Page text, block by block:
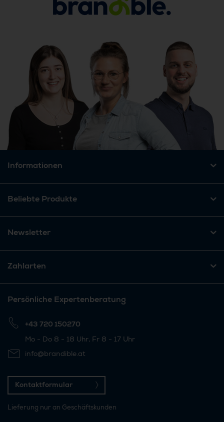
Informationen
Beliebte Produkte
Newsletter
Zahlarten
Persönliche Expertenberatung
+43 720 150270
Mo - Do 8 - 18 Uhr, Fr 8 - 17 Uhr
info@brandible.at
Kontaktformular
Lieferung nur an Geschäftskunden